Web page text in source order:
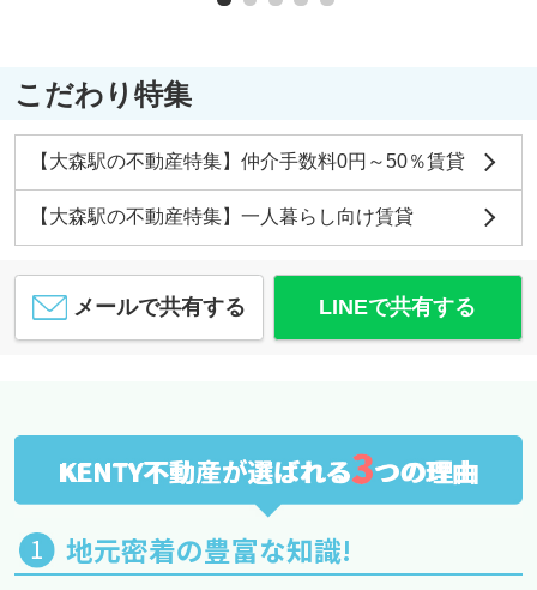
こだわり特集
【大森駅の不動産特集】仲介手数料0円～50％賃貸
【大森駅の不動産特集】一人暮らし向け賃貸
メールで共有する LINEで共有する
KENTY不動産が選ばれる3つの理由
地元密着の豊富な知識!